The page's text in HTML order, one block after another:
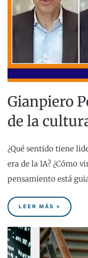
Gianpiero
de la
¿Qué sentido tiene
era de la IA? ¿Cómo
pensamiento está
LEER MÁS »